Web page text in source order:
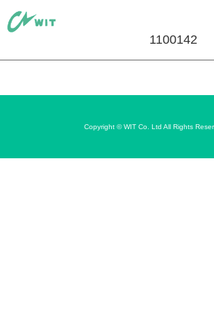
1100142
Copyright © WIT Co. Ltd All Rights